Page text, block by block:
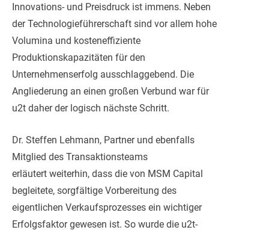
Innovations- und Preisdruck ist immens. Neben
der Technologieführerschaft sind vor allem hohe
Volumina und kosteneffiziente
Produktionskapazitäten für den
Unternehmenserfolg ausschlaggebend. Die
Angliederung an einen großen Verbund war für
u2t daher der logisch nächste Schritt.
Dr. Steffen Lehmann, Partner und ebenfalls
Mitglied des Transaktionsteams
erläutert weiterhin, dass die von MSM Capital
begleitete, sorgfältige Vorbereitung des
eigentlichen Verkaufsprozesses ein wichtiger
Erfolgsfaktor gewesen ist. So wurde die u2t-